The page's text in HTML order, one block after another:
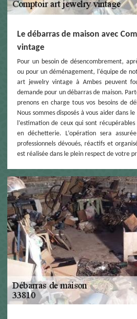
Le débarras de maison avec
vintage
Pour un besoin de désencombrement,
ou pour un déménagement, l'équipe de
art jewelry vintage à Ambes peuvent
demande pour un débarras de maison.
prenons en charge tous vos besoins de
Nous sommes disposés à vous aider dans
l’estimation de ceux qui sont
en déchetterie. L’opération sera
professionnels dévoués, réactifs et
est réalisée dans le plein respect de votre